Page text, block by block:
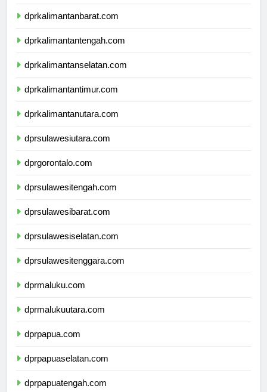
dprkalimantanbarat.com
dprkalimantantengah.com
dprkalimantanselatan.com
dprkalimantantimur.com
dprkalimantanutara.com
dprsulawesiutara.com
dprgorontalo.com
dprsulawesitengah.com
dprsulawesibarat.com
dprsulawesiselatan.com
dprsulawesitenggara.com
dprmaluku.com
dprmalukuutara.com
dprpapua.com
dprpapuaselatan.com
dprpapuatengah.com